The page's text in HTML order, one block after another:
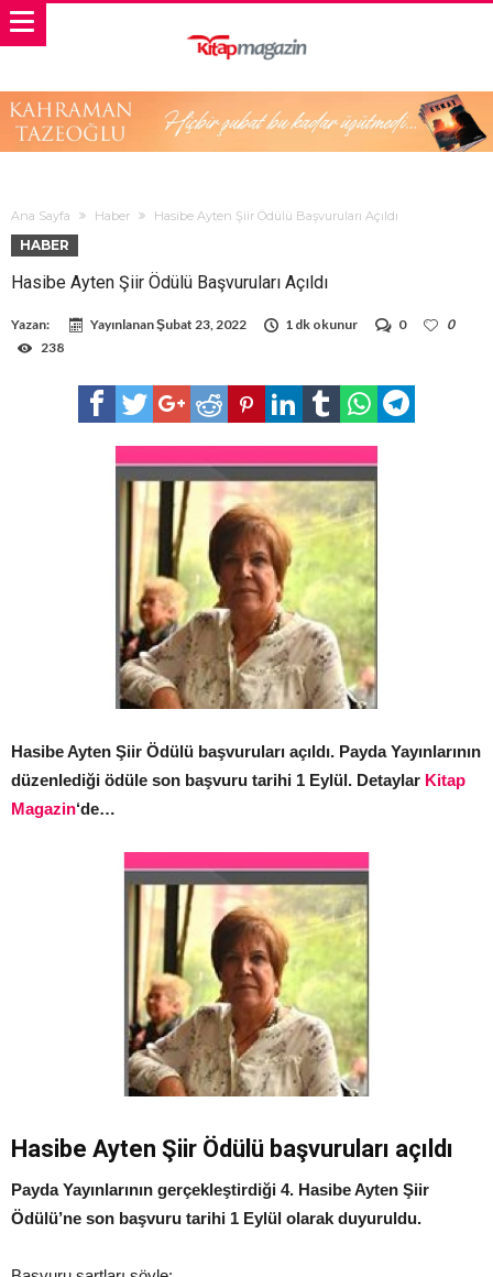
Ana Sayfa Haber Hasibe Ayten Şiir Ödülü Başvuruları Açıldı
HABER
Hasibe Ayten Şiir Ödülü Başvuruları Açıldı
Yazan: YayınlananŞubat 23, 2022 1 dk okunur 0
0
238
Hasibe Ayten Şiir Ödülü başvuruları açıldı. Payda Yayınlarının
düzenlediği ödüle son başvuru tarihi 1 Eylül. Detaylar Kitap
Magazin‘de…
Hasibe Ayten Şiir Ödülü başvuruları açıldı
Payda Yayınlarının gerçekleştirdiği 4. Hasibe Ayten Şiir
Ödülü’ne son başvuru tarihi 1 Eylül olarak duyuruldu.